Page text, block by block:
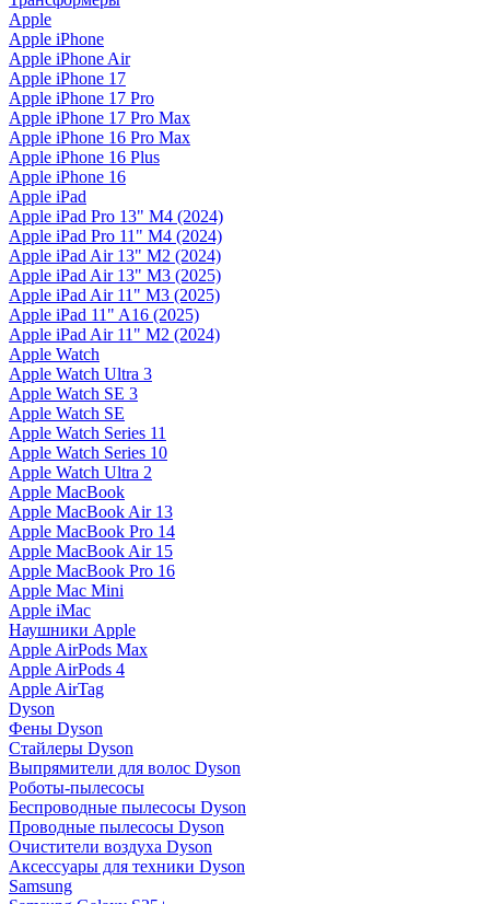
Apple
Apple iPhone
Apple iPhone Air
Apple iPhone 17
Apple iPhone 17 Pro
Apple iPhone 17 Pro Max
Apple iPhone 16 Pro Max
Apple iPhone 16 Plus
Apple iPhone 16
Apple iPad
Apple iPad Pro 13" M4 (2024)
Apple iPad Pro 11" M4 (2024)
Apple iPad Air 13" M2 (2024)
Apple iPad Air 13" M3 (2025)
Apple iPad Air 11" M3 (2025)
Apple iPad 11" A16 (2025)
Apple iPad Air 11" M2 (2024)
Apple Watch
Apple Watch Ultra 3
Apple Watch SE 3
Apple Watch SE
Apple Watch Series 11
Apple Watch Series 10
Apple Watch Ultra 2
Apple MacBook
Apple MacBook Air 13
Apple MacBook Pro 14
Apple MacBook Air 15
Apple MacBook Pro 16
Apple Mac Mini
Apple iMac
Наушники Apple
Apple AirPods Max
Apple AirPods 4
Apple AirTag
Dyson
Фены Dyson
Стайлеры Dyson
Выпрямители для волос Dyson
Роботы-пылесосы
Беспроводные пылесосы Dyson
Проводные пылесосы Dyson
Очистители воздуха Dyson
Аксессуары для техники Dyson
Samsung